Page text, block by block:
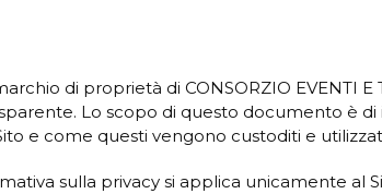
di proprietà di CONSORZIO EVENTI
Lo scopo di questo documento è
e come questi vengono custoditi e
sulla privacy si applica unicamente al